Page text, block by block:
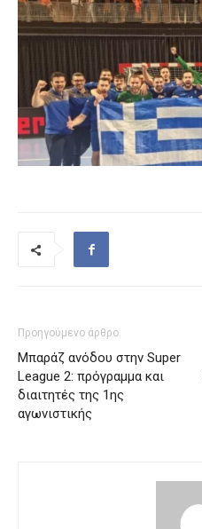
Προηγούμενο άρθρο
Μπαράζ ανόδου στην Super
League 2: πρόγραμμα και
διαιτητές της 1ης
αγωνιστικής